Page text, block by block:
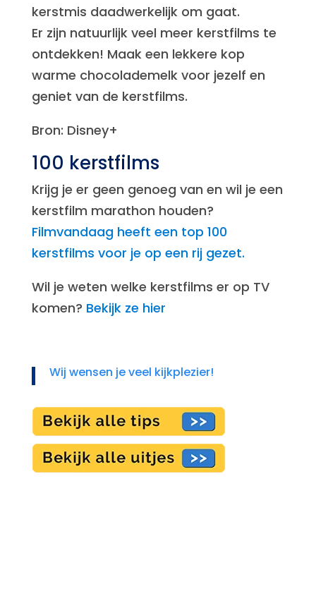
kerstmis daadwerkelijk om gaat.
Er zijn natuurlijk veel meer kerstfilms te
ontdekken! Maak een lekkere kop
warme chocolademelk voor jezelf en
geniet van de kerstfilms.
Bron: Disney+
100 kerstfilms
Krijg je er geen genoeg van en wil je een
kerstfilm marathon houden?
Filmvandaag heeft een top 100
kerstfilms voor je op een rij gezet.
Wil je weten welke kerstfilms er op TV
komen? Bekijk ze hier
Wij wensen je veel kijkplezier!